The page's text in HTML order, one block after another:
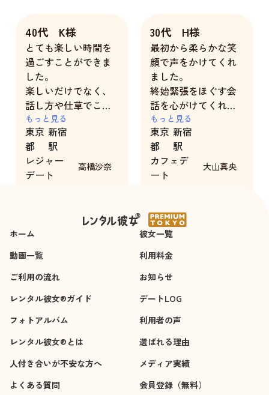
40代 K様
とても楽しい時間を
過ごすことができま
した。
楽しいだけでなく、
話し方や仕草でこち
らに踏み込んで来て
くれるところが嬉し
かった。
お別れしてから《そ
ういえば初めまして
緒にいられてとても
幸せでした。
もっと見る
東京
都
新宿
駅
レジャー
デート
高橋沙奈
30代 H様
最初から柔らかな笑
顔で声をかけてくれ
ました。
終始緊張をほぐす会
話を心がけてくれて
楽しい時間を過ごせ
ました。
会話も盛り上がっ
て、聞き上手かつ優
しさに溢れて心温ま
ち合わせなど、フォ
ローや準備含めて、
本当に最高の方だと
思います。
もっと見る
東京
都
新宿
駅
カフェデ
ート
大山真央
ホーム
彼女一覧
動画一覧
利用料金
ご利用の流れ
お知らせ
レンタル彼女®ガイド
デートLOG
フォトアルバム
利用者の声
レンタル彼女®とは
選ばれる理由
人付き合いが不安な方へ
メディア実績
よくある質問
会員登録（無料）